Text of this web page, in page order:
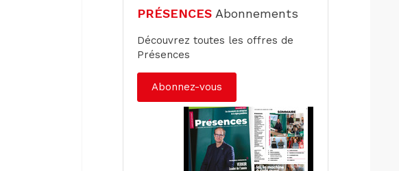
PRÉSENCES Abonnements
Découvrez toutes les offres de
Présences
Abonnez-vous